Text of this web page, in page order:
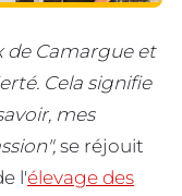
de Camargue et
Cela signifie
mes
se réjouit
l'élevage des